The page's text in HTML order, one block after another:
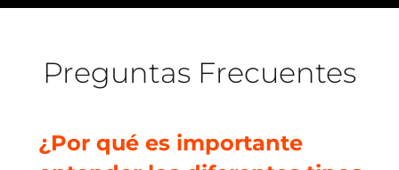
Preguntas Frecuentes
¿Por qué es importante